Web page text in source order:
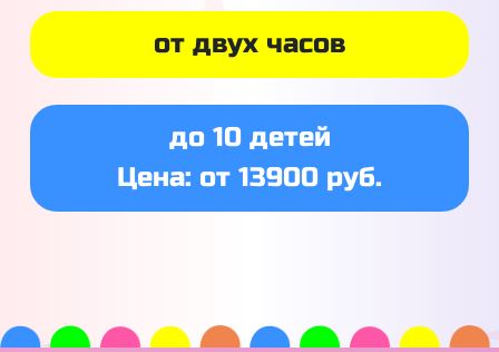
от двух часов
до 10 детей
Цена: от 13900 руб.